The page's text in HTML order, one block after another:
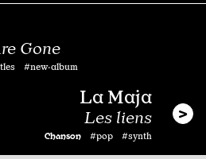
Gone
#new·album
La Maja
Les liens
Chanson #pop #synth